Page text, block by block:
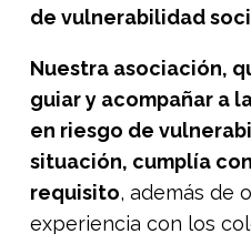
de vulnerabilidad
Nuestra asociación,
guiar y acompañar a
en riesgo de
situación, cumplía
requisito, además de
experiencia con los